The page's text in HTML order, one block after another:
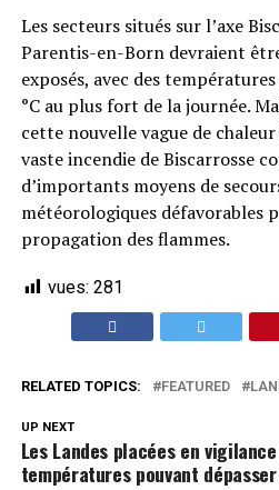
Les secteurs situés sur l’axe
Parentis-en-Born devraient
exposés, avec des
°C au plus fort de la journée.
cette nouvelle vague de
vaste incendie de Biscarrosse
d’importants moyens de
météorologiques défavorables
propagation des flammes.
vues: 281
RELATED TOPICS: FEATURED
UP NEXT
Les Landes placées en
températures pouvant